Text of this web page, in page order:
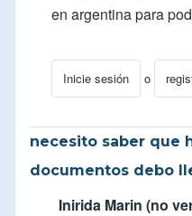
en argentina para
Inicie sesión o
En respuesta a
necesito saber que
documentos debo
Inirida Marin (no